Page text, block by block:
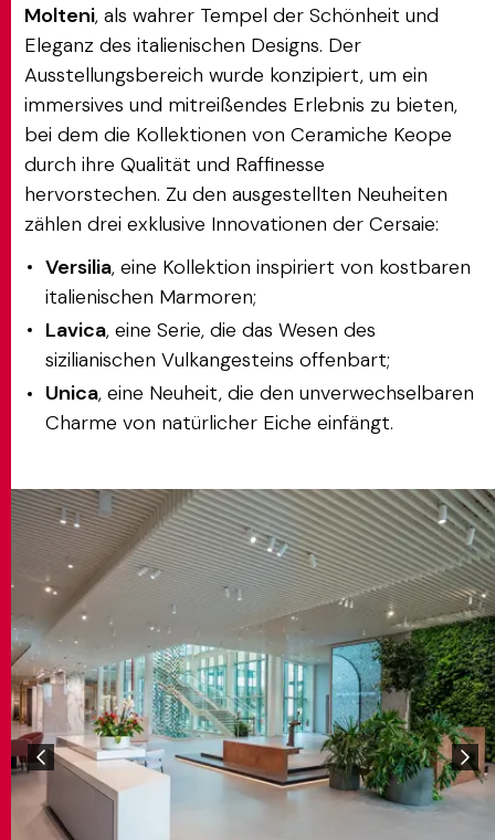
Molteni, als wahrer Tempel der Schönheit und
Eleganz des italienischen Designs. Der
Ausstellungsbereich wurde konzipiert, um ein
immersives und mitreißendes Erlebnis zu bieten,
bei dem die Kollektionen von Ceramiche Keope
durch ihre Qualität und Raffinesse
hervorstechen. Zu den ausgestellten Neuheiten
zählen drei exklusive Innovationen der Cersaie:
Versilia, eine Kollektion inspiriert von kostbaren
italienischen Marmoren;
Lavica, eine Serie, die das Wesen des
sizilianischen Vulkangesteins offenbart;
Unica, eine Neuheit, die den unverwechselbaren
Charme von natürlicher Eiche einfängt.